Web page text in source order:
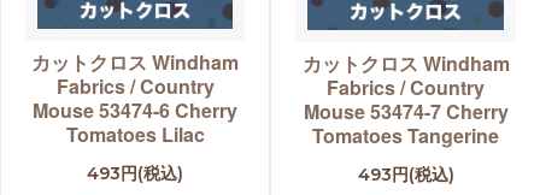
カットクロス Windham
Fabrics / Country
Mouse 53474-6 Cherry
Tomatoes Lilac
493円(税込)
カットクロス Windham
Fabrics / Country
Mouse 53474-7 Cherry
Tomatoes Tangerine
493円(税込)